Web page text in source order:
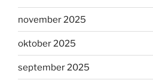
november 2025
oktober 2025
september 2025